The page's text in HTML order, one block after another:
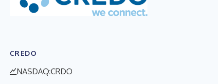
CREDO
NASDAQ:CRDO